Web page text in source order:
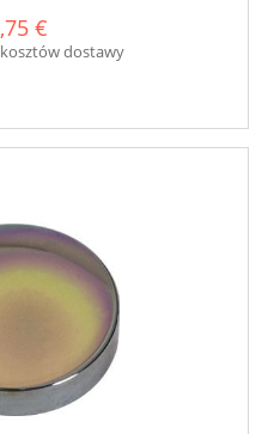
€
kosztów dostawy